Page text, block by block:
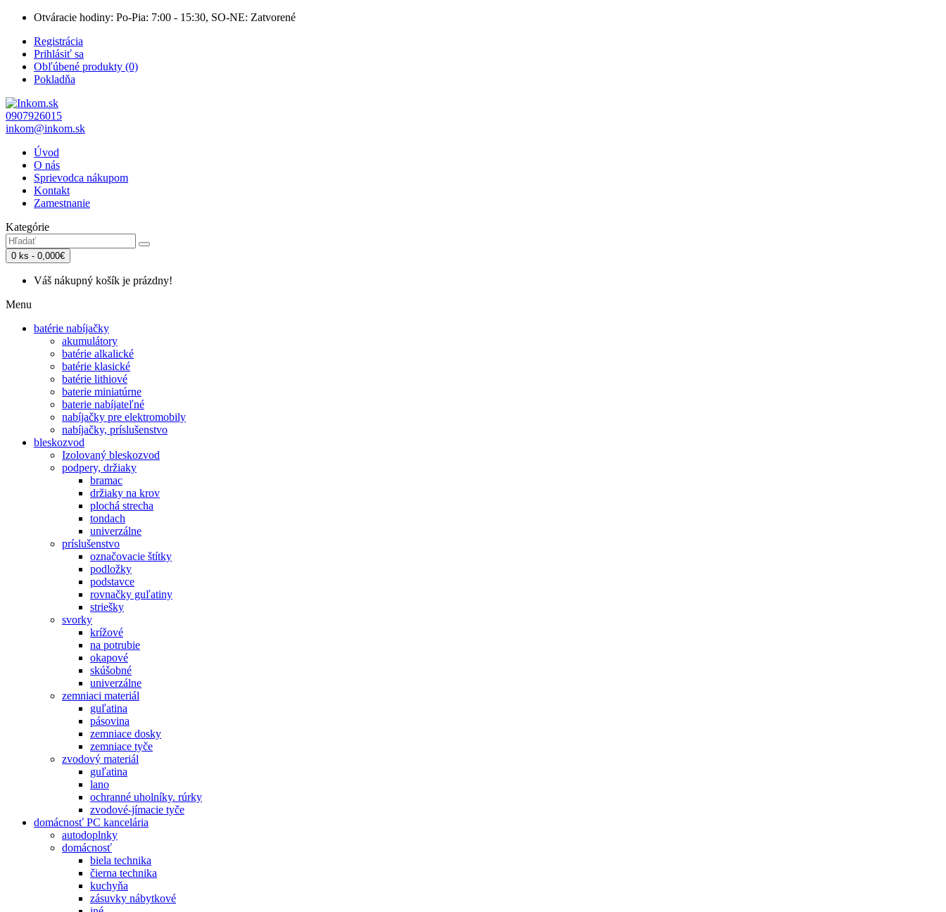
Otváracie hodiny: Po-Pia: 7:00 - 15:30, SO-NE: Zatvorené
Registrácia
Prihlásiť sa
Obľúbené produkty (0)
Pokladňa
0907926015
inkom@inkom.sk
Úvod
O nás
Sprievodca nákupom
Kontakt
Zamestnanie
Kategórie
0 ks - 0,000€
Váš nákupný košík je prázdny!
Menu
batérie nabíjačky
akumulátory
batérie alkalické
batérie klasické
batérie lithiové
baterie miniatúrne
baterie nabíjateľné
nabíjačky pre elektromobily
nabíjačky, príslušenstvo
bleskozvod
Izolovaný bleskozvod
podpery, držiaky
bramac
držiaky na krov
plochá strecha
tondach
univerzálne
príslušenstvo
označovacie štítky
podložky
podstavce
rovnačky guľatiny
striešky
svorky
krížové
na potrubie
okapové
skúšobné
univerzálne
zemniaci materiál
guľatina
pásovina
zemniace dosky
zemniace tyče
zvodový materiál
guľatina
lano
ochranné uholníky. rúrky
zvodové-jímacie tyče
domácnosť PC kancelária
autodoplnky
domácnosť
biela technika
čierna technika
kuchyňa
zásuvky nábytkové